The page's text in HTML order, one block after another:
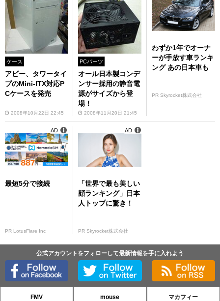
ケース
アビー、タワータイ
プのMini-ITX対応P
Cケースを発売
2008年10月22日 22:45
PCパーツ
オール日本製コンデ
ンサー採用の静音電
源がサイズから登
場！
2008年11月20日 21:45
わずか1年でオーナ
ーが手放す車ランキ
ング あの日本車も
PR Skyrocket株式会社
最短5分で接続
PR LotusFlare Inc
AD
「世界で最も美しい
顔ランキング」日本
人トップに驚き！
PR Skyrocket株式会社
AD
公式アカウントをフォローして最新情報を手に入れよう
FMV mouse マカフィー